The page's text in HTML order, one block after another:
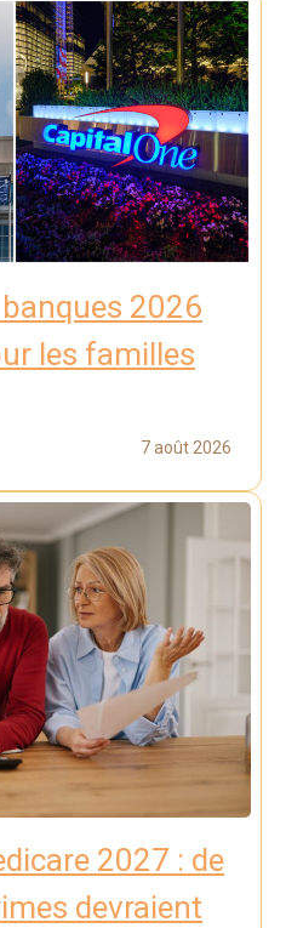
2026
les familles
7 août 2026
2027 : de
devraient